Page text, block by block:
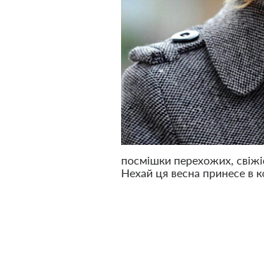
посмішки перехожих,
Нехай ця весна принесе в